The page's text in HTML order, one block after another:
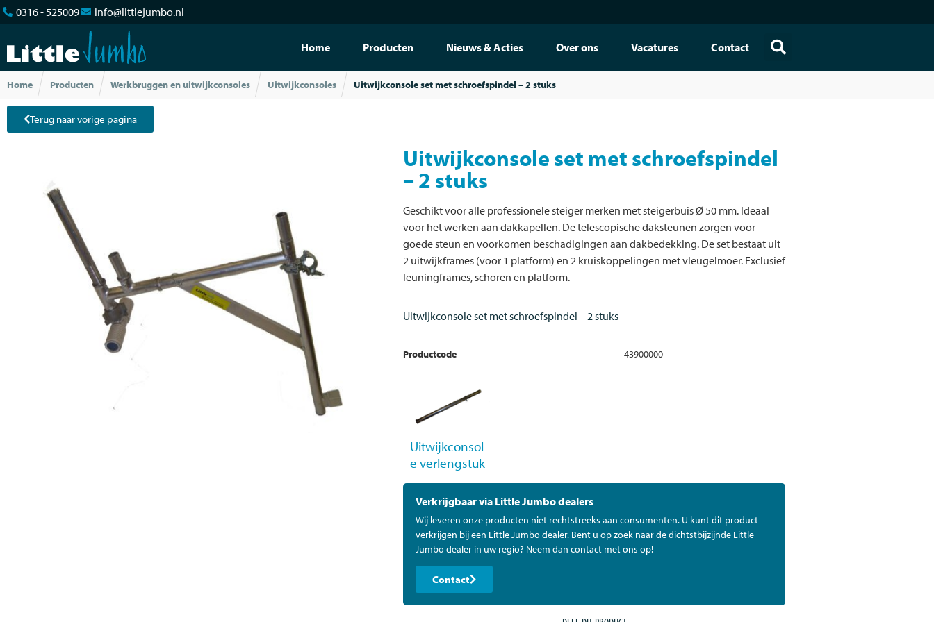
0316 - 525009 info@littlejumbo.nl
Home Producten Nieuws & Acties Over ons Vacatures Contact
Home Producten Werkbruggen en uitwijkconsoles Uitwijkconsoles Uitwijkconsole set met schroefspindel – 2 stuks
Terug naar vorige pagina
Uitwijkconsole set met schroefspindel
– 2 stuks
Geschikt voor alle professionele steiger merken met steigerbuis Ø 50 mm. Ideaal
voor het werken aan dakkapellen. De telescopische daksteunen zorgen voor
goede steun en voorkomen beschadigingen aan dakbedekking. De set bestaat uit
2 uitwijkframes (voor 1 platform) en 2 kruiskoppelingen met vleugelmoer. Exclusief
leuningframes, schoren en platform.
Uitwijkconsole set met schroefspindel – 2 stuks
Productcode 43900000
Uitwijkconsol
e verlengstuk
Verkrijgbaar via Little Jumbo dealers
Wij leveren onze producten niet rechtstreeks aan consumenten. U kunt dit product
verkrijgen bij een Little Jumbo dealer. Bent u op zoek naar de dichtstbijzijnde Little
Jumbo dealer in uw regio? Neem dan contact met ons op!
Contact